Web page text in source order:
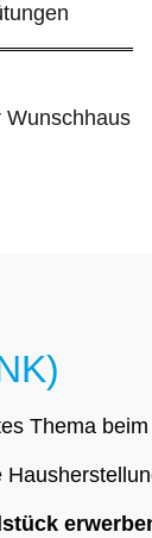
Wunschhaus
Thema